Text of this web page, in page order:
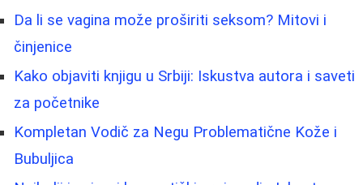
Da li se vagina može proširiti seksom? Mitovi i
činjenice
Kako objaviti knjigu u Srbiji: Iskustva autora i saveti
za početnike
Kompletan Vodič za Negu Problematične Kože i
Bubuljica